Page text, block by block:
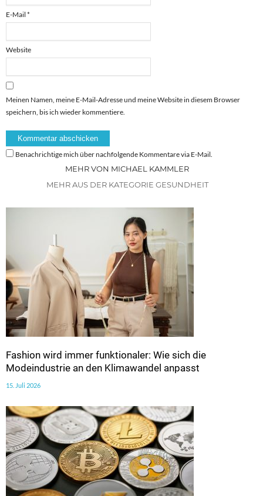
E-Mail *
Website
Meinen Namen, meine E-Mail-Adresse und meine Website in diesem Browser
speichern, bis ich wieder kommentiere.
Benachrichtige mich über nachfolgende Kommentare via E-Mail.
MEHR VON MICHAEL KAMMLER
MEHR AUS DER KATEGORIE GESUNDHEIT
Fashion wird immer funktionaler: Wie sich die
Modeindustrie an den Klimawandel anpasst
15. Juli 2026